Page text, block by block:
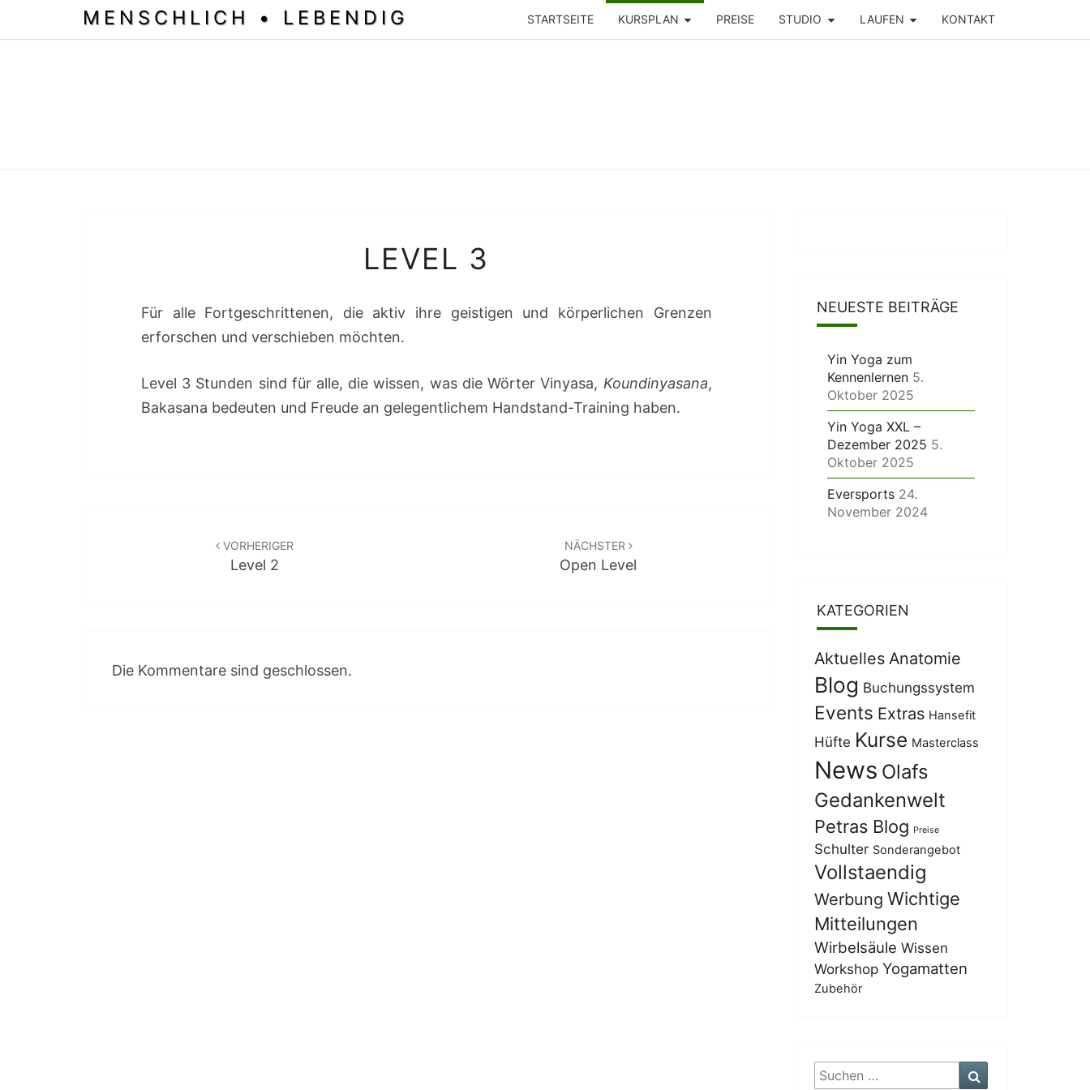
MENSCHLICH • LEBENDIG STARTSEITE KURSPLAN PREISE STUDIO LAUFEN KONTAKT
3
LEVEL 3
Für alle Fortgeschrittenen, die aktiv ihre geistigen und körperlichen Grenzen
erforschen und verschieben möchten.
Level 3 Stunden sind für alle, die wissen, was die Wörter Vinyasa, Koundinyasana,
Bakasana bedeuten und Freude an gelegentlichem Handstand-Training haben.
VORHERIGER
Level 2
NÄCHSTER
Open Level
Die Kommentare sind geschlossen.
NEUESTE BEITRÄGE
Yin Yoga zum
Kennenlernen 5.
Oktober 2025
Yin Yoga XXL –
Dezember 2025 5.
Oktober 2025
Eversports 24.
November 2024
KATEGORIEN
Aktuelles Anatomie
Blog Buchungssystem
Events Extras Hansefit
Hüfte Kurse Masterclass
News Olafs
Gedankenwelt
Petras Blog Preise
Schulter Sonderangebot
Vollstaendig
Werbung Wichtige
Mitteilungen
Wirbelsäule Wissen
Workshop Yogamatten
Zubehör
Suchen